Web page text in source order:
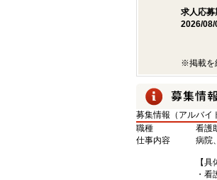
求人応募
2026/08/
※掲載を
募集情報（アルバイ
職種
看護
仕事内容
病院
【
・看